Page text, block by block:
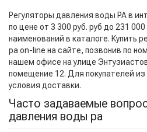
Регуляторы давления воды PA в
по цене от 3 300 руб. руб до 231 000
наименований в каталоге. Купить
pa on-line на сайте, позвонив по
нашем офисе на улице
помещение 12. Для покупателей
условия доставки.
Часто задаваемые
давления воды pa